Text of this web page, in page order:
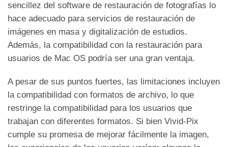
sencillez del software de restauración de fotografías lo
hace adecuado para servicios de restauración de
imágenes en masa y digitalización de estudios.
Además, la compatibilidad con la restauración para
usuarios de Mac OS podría ser una gran ventaja.
A pesar de sus puntos fuertes, las limitaciones incluyen
la compatibilidad con formatos de archivo, lo que
restringe la compatibilidad para los usuarios que
trabajan con diferentes formatos. Si bien Vivid-Pix
cumple su promesa de mejorar fácilmente la imagen,